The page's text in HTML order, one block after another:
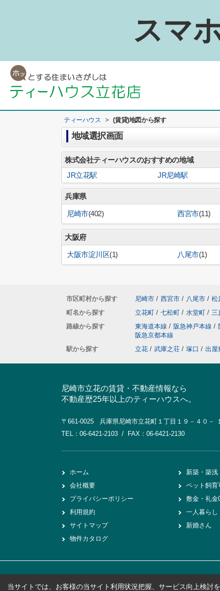
スマ
ティーハウス > (賃貸)地図から探す
地域選択画面
株式会社ティーハウスのおすすめの地域
JR立花駅
JR尼崎駅
兵庫県
尼崎市(402) 西宮市(11)
大阪府
大阪市淀川区(1) 八尾市(1)
市区町村から探す 尼崎市 / 西宮市 / 八尾市 / 松
町名から探す
立花町 / 七松町 / 水堂町 / 三
路線から探す
東海道本線 / 阪急神戸本線 /
阪急京都本線
駅から探す
立花 / 武庫之荘 / 塚口 / 出屋
尼崎市立花の賃貸・不動産情報なら
不動産歴25年以上のティーハウスへ。
〒661-0025 兵庫県尼崎市立花町１丁目１９－４０－
TEL：06-6421-2103 / FAX：06-6421-2130
ホーム
会社概要
プライバシーポリシー
利用規約
サイトマップ
物件カタログ
新築・築浅
ペット飼育
敷金・礼金
一人暮らし
新婚さん
当サイトでは、お客様の当サイト利用状況把握、サービス向上検討